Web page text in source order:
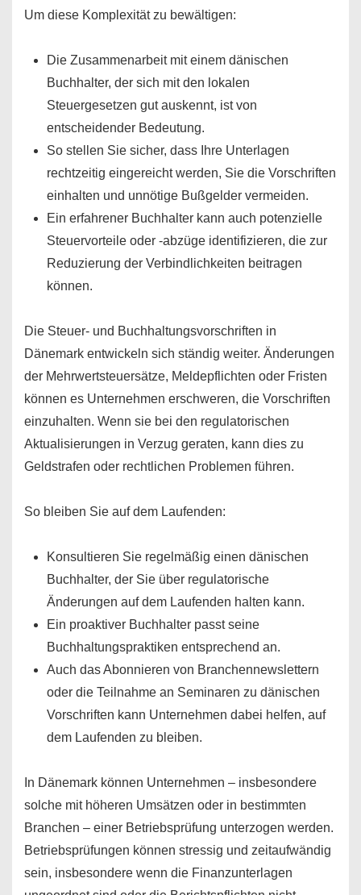
Um diese Komplexität zu bewältigen:
Die Zusammenarbeit mit einem dänischen
Buchhalter, der sich mit den lokalen
Steuergesetzen gut auskennt, ist von
entscheidender Bedeutung.
So stellen Sie sicher, dass Ihre Unterlagen
rechtzeitig eingereicht werden, Sie die Vorschriften
einhalten und unnötige Bußgelder vermeiden.
Ein erfahrener Buchhalter kann auch potenzielle
Steuervorteile oder -abzüge identifizieren, die zur
Reduzierung der Verbindlichkeiten beitragen
können.
Die Steuer- und Buchhaltungsvorschriften in
Dänemark entwickeln sich ständig weiter. Änderungen
der Mehrwertsteuersätze, Meldepflichten oder Fristen
können es Unternehmen erschweren, die Vorschriften
einzuhalten. Wenn sie bei den regulatorischen
Aktualisierungen in Verzug geraten, kann dies zu
Geldstrafen oder rechtlichen Problemen führen.
So bleiben Sie auf dem Laufenden:
Konsultieren Sie regelmäßig einen dänischen
Buchhalter, der Sie über regulatorische
Änderungen auf dem Laufenden halten kann.
Ein proaktiver Buchhalter passt seine
Buchhaltungspraktiken entsprechend an.
Auch das Abonnieren von Branchennewslettern
oder die Teilnahme an Seminaren zu dänischen
Vorschriften kann Unternehmen dabei helfen, auf
dem Laufenden zu bleiben.
In Dänemark können Unternehmen – insbesondere
solche mit höheren Umsätzen oder in bestimmten
Branchen – einer Betriebsprüfung unterzogen werden.
Betriebsprüfungen können stressig und zeitaufwändig
sein, insbesondere wenn die Finanzunterlagen